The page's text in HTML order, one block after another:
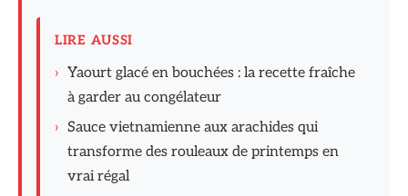
LIRE AUSSI
› Yaourt glacé en bouchées : la recette fraîche
à garder au congélateur
› Sauce vietnamienne aux arachides qui
transforme des rouleaux de printemps en
vrai régal